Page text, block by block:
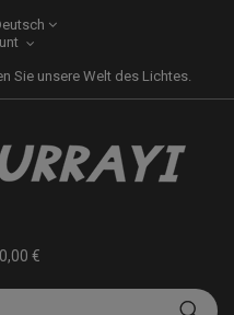
Sie unsere Welt des Lichtes.
€